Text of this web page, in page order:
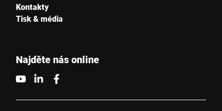
Kontakty
Tisk & média
Najděte nás online